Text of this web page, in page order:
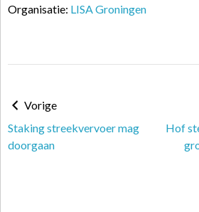
Organisatie: LISA Groningen
Vorige
Staking streekvervoer mag
doorgaan
Hof